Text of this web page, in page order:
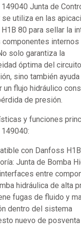
Junta de
se utiliza en las
80 para sellar la
componentes internos
solo garantiza la
óptima del
sino también ayuda
un flujo hidráulico
de presión.
y funciones
con Danfoss
Junta de Bomba
entre
hidráulica de alta
fugas de fluido y
dentro del sistema
nuevo de posventa